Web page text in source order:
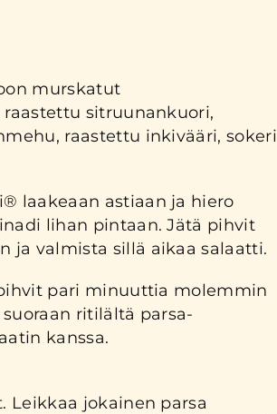
murskatut
sitruunankuori,
raastettu inkivääri, sokeri
laakeaan astiaan ja hiero
lihan pintaan. Jätä pihvit
ja valmista sillä aikaa salaatti.
pari minuuttia molemmin
ritilältä parsa-
kanssa.
Leikkaa jokainen parsa